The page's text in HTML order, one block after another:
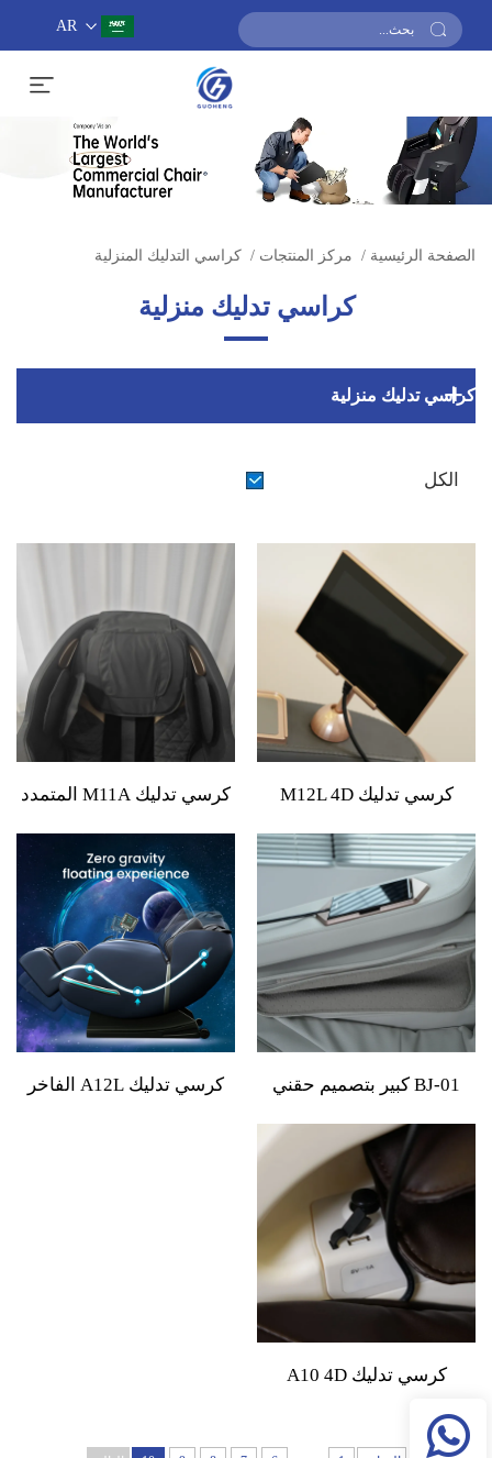
AR
احصل على عرض أسعار
الصفحة الرئيسية / مركز المنتجات / كراسي التدليك المنزلية
كراسي تدليك منزلية
كراسي تدليك منزلية
الكل
كرسي تدليك M12L 4D
بلاستيكية وجلد PVC
كرسي تدليك M11A المتمدد
صفرية وتدليك كامل للجسم
8D
BJ-01 كبير بتصميم حقني
220V
كرسي تدليك A12L الفاخر
كرسي تدليك A10 4D
صناعي وشحن لاسلكي